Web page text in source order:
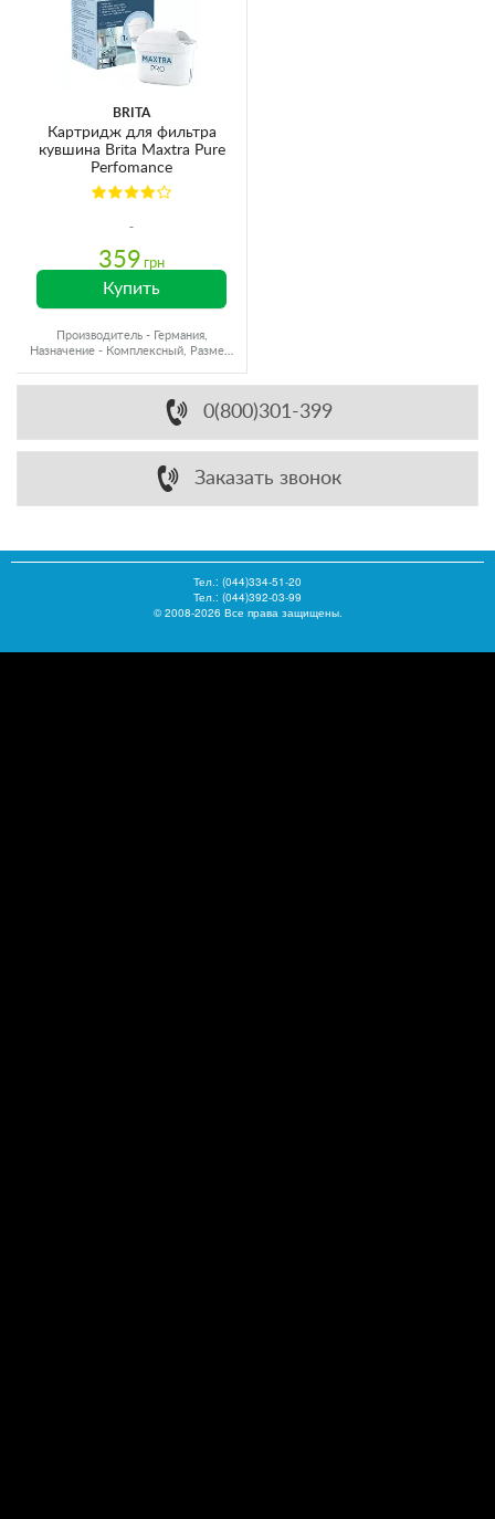
BRITA
Картридж для фильтра
кувшина Brita Maxtra Pure
Perfomance
359 грн
Купить
Производитель - Германия,
Назначение - Комплексный, Размер,
0(800)301-399
Заказать звонок
Тел.: (044)334-51-20
Тел.: (044)392-03-99
© 2008-2026 Все права защищены.